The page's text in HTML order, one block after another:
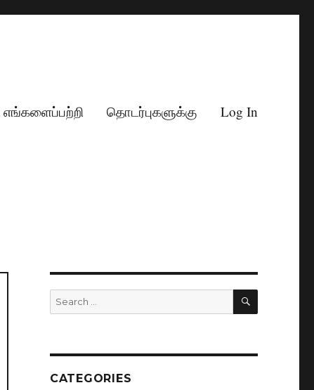
எங்களைப்பற்றி தொடர்புகளுக்கு Log In
Search
for:
SEARCH
CATEGORIES